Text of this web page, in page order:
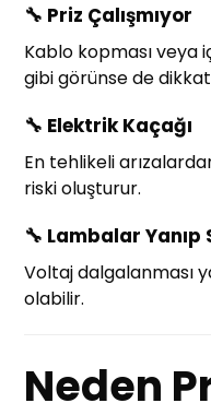
🔧 Priz Çalışmıyor
Kablo kopması veya
gibi görünse de
🔧 Elektrik Kaçağı
En tehlikeli
riski oluşturur.
🔧 Lambalar Yanıp
Voltaj dalgalanması
olabilir.
Neden